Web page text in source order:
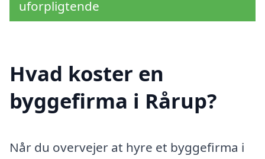
uforpligtende
Hvad koster en
byggefirma i Rårup?
Når du overvejer at hyre et byggefirma i